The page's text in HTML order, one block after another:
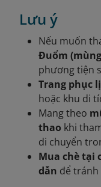
Lưu ý
Nếu muốn
Đuổm
phương tiện
Trang phục
hoặc khu di
Mang theo
thao khi
di chuyển
Mua chè tại
dẫn để tránh